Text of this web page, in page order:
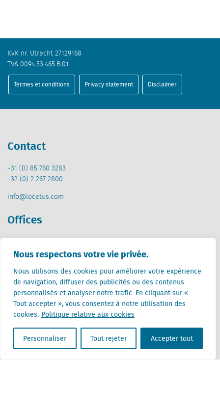
Nous respectons votre vie privée.
Nous utilisons des cookies pour améliorer votre expérience
de navigation, diffuser des publicités ou des contenus
personnalisés et analyser notre trafic. En cliquant sur «
Tout accepter », vous consentez à notre utilisation des
cookies. Politique relative aux cookies
Personnaliser Tout rejeter Accepter tout
KvK nr. Utrecht 27129168
TVA 0094.53.465.B.01
Termes et conditions Privacy statement Disclaimer
Contact
+31 (0) 85 760 3283
+32 (0) 2 267 2800
info@locatus.com
Offices
Creative Valley
3511 ED Utrecht
Belgique
Rue Cantersteen 47
1000 Bruxelles